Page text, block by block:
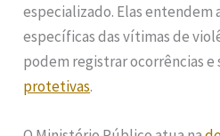
especializado. Elas entendem
específicas das vítimas de
podem registrar ocorrências
protetivas.